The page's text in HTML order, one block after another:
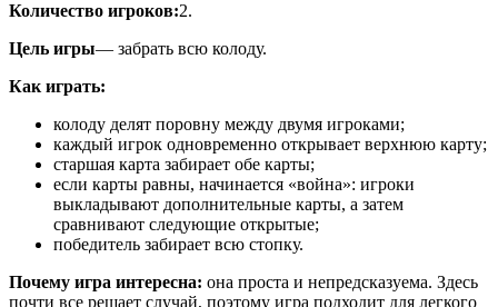
Количество игроков:2.
Цель игры— забрать всю колоду.
Как играть:
колоду делят поровну между двумя игроками;
каждый игрок одновременно открывает верхнюю карту;
старшая карта забирает обе карты;
если карты равны, начинается «война»: игроки
выкладывают дополнительные карты, а затем
сравнивают следующие открытые;
победитель забирает всю стопку.
Почему игра интересна: она проста и непредсказуема. Здесь
почти все решает случай, поэтому игра подходит для легкого